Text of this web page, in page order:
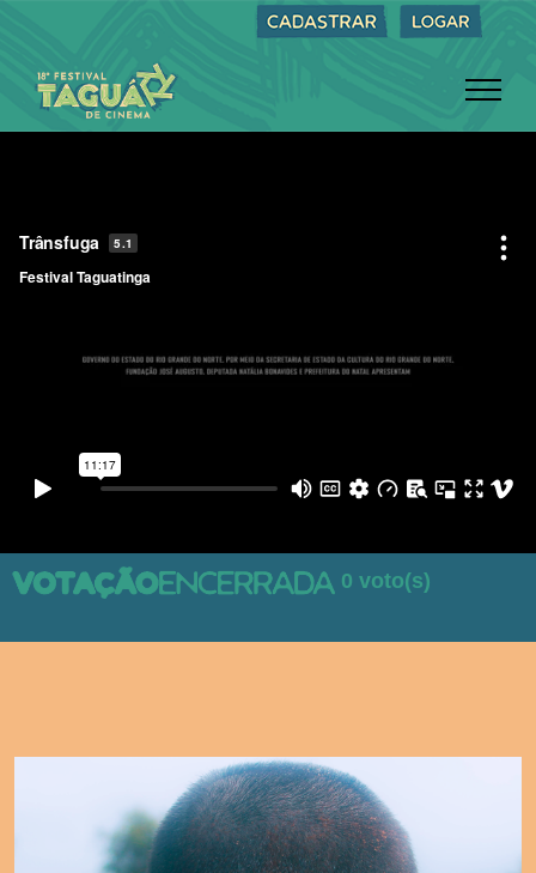
0 voto(s)